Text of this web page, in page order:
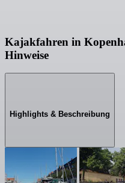
Kajakfahren in
Hinweise
Highlights & Beschreibung